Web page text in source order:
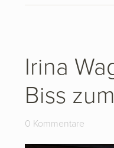
Irina
Biss
0 Kommentare